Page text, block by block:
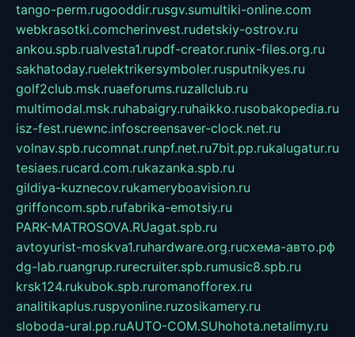
tango-perm.rugooddir.rusgv.sumultiki-online.com
webkrasotki.comcherinvest.rudetskiy-ostrov.ru
ankou.spb.rualvesta1.rupdf-creator.runix-files.org.ru
sakhatoday.ruelektrikersymboler.rusputnikyes.ru
golf2club.msk.ruaeforums.ruzallclub.ru
multimodal.msk.ruhabaigry.ruhaikko.rusobakopedia.ru
isz-fest.ruewnc.infoscreensaver-clock.net.ru
volnav.spb.rucomnat.runpf.net.ru7bit.pp.rukalugatur.ru
tesiaes.rucard.com.rukazanka.spb.ru
gildiya-kuznecov.rukameryboavision.ru
griffoncom.spb.rufabrika-emotsiy.ru
PARK-MATROSOVA.RUagat.spb.ru
avtoyurist-moskva1.ruhardware.org.ruсхема-авто.рф
dg-lab.ruangrup.rurecruiter.spb.rumusic8.spb.ru
krsk124.rukubok.spb.ruromanofforex.ru
analitikaplus.ruspyonline.ruzosikamery.ru
sloboda-ural.pp.ruAUTO-COM.SUhohota.netalimy.ru